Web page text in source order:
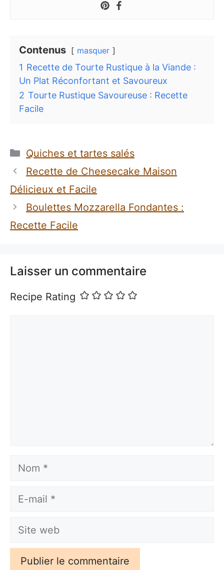
Contenus masquer
1 Recette de Tourte Rustique à la Viande :
Un Plat Réconfortant et Savoureux
2 Tourte Rustique Savoureuse : Recette
Facile
Catégories
Quiches et tartes salés
Recette de Cheesecake Maison
Délicieux et Facile
Boulettes Mozzarella Fondantes :
Recette Facile
Laisser un commentaire
Recipe Rating
Nom
E-
Site